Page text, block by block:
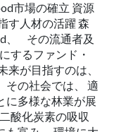
市場の確立 資源
す人材の活躍 森
、 その流通者及
するファンド・
来が目指すのは、
その社会では、 適
に多様な林業が展
酸化炭素の吸収